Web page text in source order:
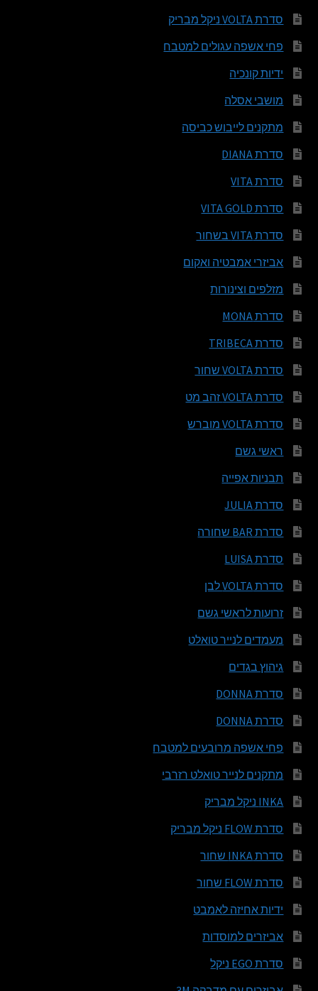
סדרת VOLTA ניקל מבריק
פחי אשפה עגולים למטבח
ידיות קונכיה
מושבי אסלה
מתקנים לייבוש כביסה
סדרת DIANA
סדרת VITA
סדרת VITA GOLD
סדרת VITA בשחור
אביזרי אמבטיה ואקום
מזלפים וצינורות
סדרת MONA
סדרת TRIBECA
סדרת VOLTA שחור
סדרת VOLTA זהב מט
סדרת VOLTA מוברש
ראשי גשם
תבניות אפייה
סדרת JULIA
סדרת BAR שחורה
סדרת LUISA
סדרת VOLTA לבן
זרועות לראשי גשם
מעמדים לנייר טואלט
גיהוץ בגדים
סדרת DONNA
סדרת DONNA
פחי אשפה מרובעים למטבח
מתקנים לנייר טואלט רזרבי
INKA ניקל מבריק
סדרת FLOW ניקל מבריק
סדרת INKA שחור
סדרת FLOW שחור
ידיות אחיזה לאמבט
אביזרים למוסדות
סדרת EGO ניקל